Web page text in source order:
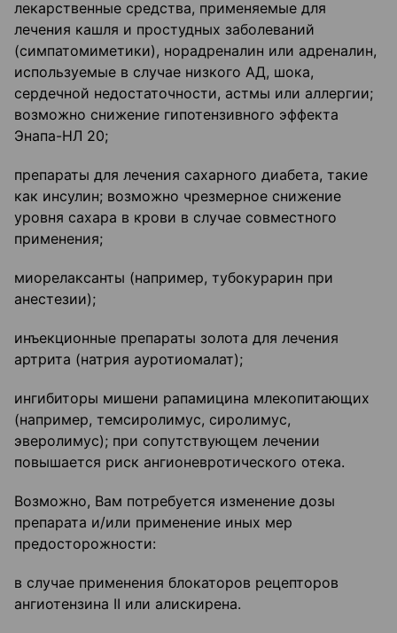
лекарственные средства, применяемые для
лечения кашля и простудных заболеваний
(симпатомиметики), норадреналин или адреналин,
используемые в случае низкого АД, шока,
сердечной недостаточности, астмы или аллергии;
возможно снижение гипотензивного эффекта
Энапа-НЛ 20;
препараты для лечения сахарного диабета, такие
как инсулин; возможно чрезмерное снижение
уровня сахара в крови в случае совместного
применения;
миорелаксанты (например, тубокурарин при
анестезии);
инъекционные препараты золота для лечения
артрита (натрия ауротиомалат);
ингибиторы мишени рапамицина млекопитающих
(например, темсиролимус, сиролимус,
эверолимус); при сопутствующем лечении
повышается риск ангионевротического отека.
Возможно, Вам потребуется изменение дозы
препарата и/или применение иных мер
предосторожности:
в случае применения блокаторов рецепторов
ангиотензина II или алискирена.